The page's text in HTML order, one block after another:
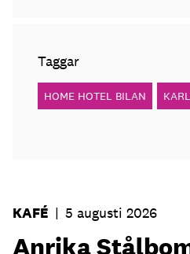
Taggar
HOME HOTEL BILAN
KAFÉ | 5 augusti 2026
Anrika